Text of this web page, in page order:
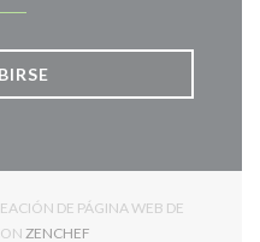
DE PÁGINA WEB DE
ZENCHEF